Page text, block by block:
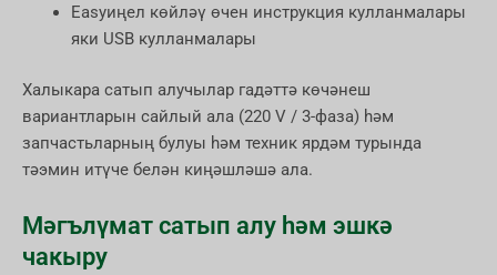
Easyиңел көйләү өчен инструкция кулланмалары
яки USB кулланмалары
Халыкара сатып алучылар гадәттә көчәнеш
вариантларын сайлый ала (220 V / 3-фаза) һәм
запчастьларның булуы һәм техник ярдәм турында
тәэмин итүче белән киңәшләшә ала.
Мәгълүмат сатып алу һәм эшкә
чакыру